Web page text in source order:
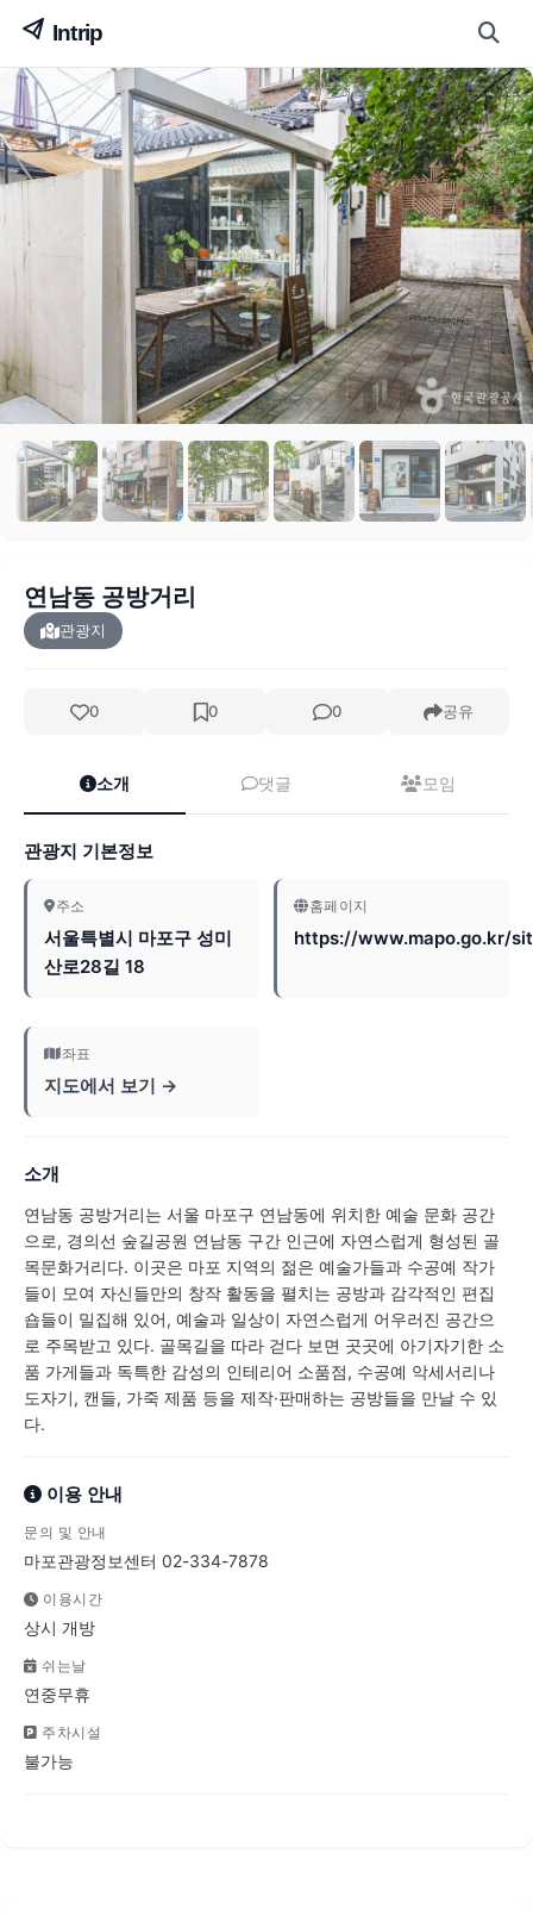
연남동 공방거리
관광지
0 0 0 공유
소개 댓글 모임
관광지 기본정보
주소
서울특별시 마포구 성미
산로28길 18
홈페이지
https://www.mapo.go.kr/
좌표
지도에서 보기 →
소개
연남동 공방거리는 서울 마포구 연남동에 위치한 예술 문화 공간
으로, 경의선 숲길공원 연남동 구간 인근에 자연스럽게 형성된 골
목문화거리다. 이곳은 마포 지역의 젊은 예술가들과 수공예 작가
들이 모여 자신들만의 창작 활동을 펼치는 공방과 감각적인 편집
숍들이 밀집해 있어, 예술과 일상이 자연스럽게 어우러진 공간으
로 주목받고 있다. 골목길을 따라 걷다 보면 곳곳에 아기자기한 소
품 가게들과 독특한 감성의 인테리어 소품점, 수공예 악세서리나
도자기, 캔들, 가죽 제품 등을 제작·판매하는 공방들을 만날 수 있
다.
이용 안내
문의 및 안내
마포관광정보센터 02-334-7878
이용시간
상시 개방
쉬는날
연중무휴
주차시설
불가능